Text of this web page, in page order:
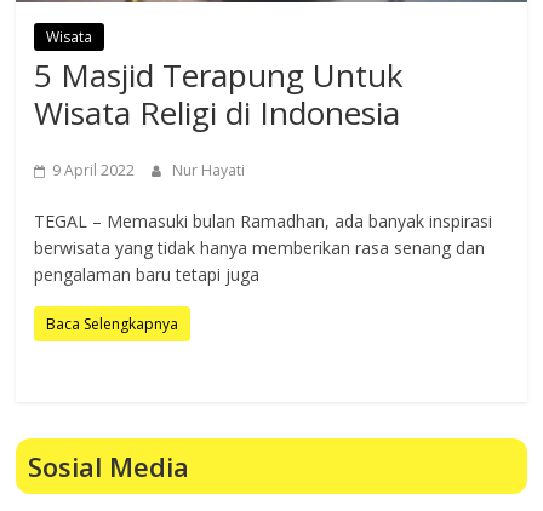
Wisata
5 Masjid Terapung Untuk
Wisata Religi di Indonesia
9 April 2022 Nur Hayati
TEGAL – Memasuki bulan Ramadhan, ada banyak inspirasi
berwisata yang tidak hanya memberikan rasa senang dan
pengalaman baru tetapi juga
Baca Selengkapnya
Sosial Media